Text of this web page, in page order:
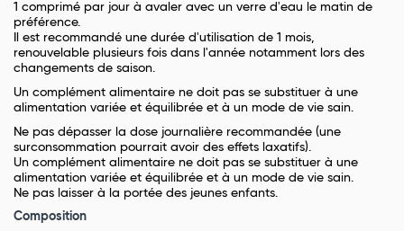
1 comprimé par jour à avaler avec un verre d'eau le matin de
préférence.
Il est recommandé une durée d'utilisation de 1 mois,
renouvelable plusieurs fois dans l'année notamment lors des
changements de saison.
Un complément alimentaire ne doit pas se substituer à une
alimentation variée et équilibrée et à un mode de vie sain.
Ne pas dépasser la dose journalière recommandée (une
surconsommation pourrait avoir des effets laxatifs).
Un complément alimentaire ne doit pas se substituer à une
alimentation variée et équilibrée et à un mode de vie sain.
Ne pas laisser à la portée des jeunes enfants.
Composition